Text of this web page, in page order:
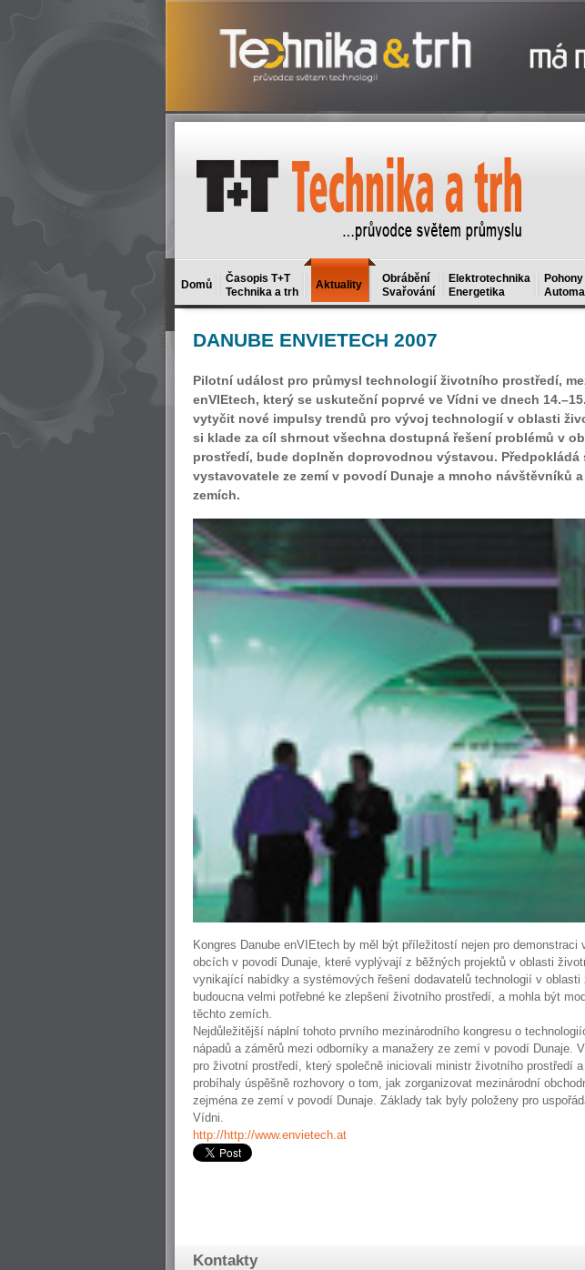
Domů
Časopis T+T
Technika a trh
Aktuality
Obrábění
Svařování
Elektrotechnika
Energetika
Pohony
DANUBE ENVIETECH 2007
Pilotní událost pro průmysl technologií životního prostředí,
enVIEtech, který se uskuteční poprvé ve Vídni ve dnech
vytyčit nové impulsy trendů pro vývoj technologií v oblasti
si klade za cíl shrnout všechna dostupná řešení problémů v
prostředí, bude doplněn doprovodnou výstavou. Předpokládá
vystavovatele ze zemí v povodí Dunaje a mnoho návštěvníků
zemích.
Kongres Danube enVIEtech by měl být příležitostí nejen pro
obcích v povodí Dunaje, které vyplývají z běžných projektů v oblasti
vynikající nabídky a systémových řešení dodavatelů technologií v oblasti
budoucna velmi potřebné ke zlepšení životního prostředí, a mohla být
těchto zemích.
Nejdůležitější náplní tohoto prvního mezinárodního kongresu o
nápadů a záměrů mezi odborníky a manažery ze zemí v povodí Dunaje.
pro životní prostředí, který společně iniciovali ministr životního prostředí
probíhaly úspěšně rozhovory o tom, jak zorganizovat mezinárodní
zejména ze zemí v povodí Dunaje. Základy tak byly položeny pro
Vídni.
http://http://www.envietech.at
Kontakty